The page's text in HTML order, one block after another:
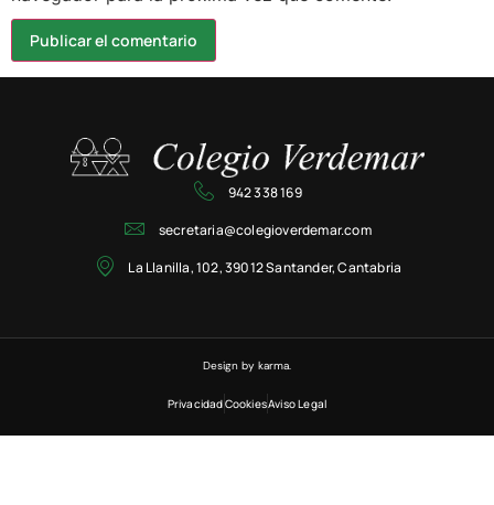
942 338 169
secretaria@colegioverdemar.com
La Llanilla, 102, 39012 Santander, Cantabria
Design by karma.
PrivacidadCookiesAviso Legal